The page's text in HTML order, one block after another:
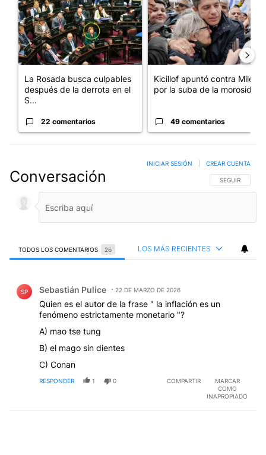
La Rosada busca culpables
después de la derrota en el
S...
22 comentarios
Kicillof apuntó contra Milei
por la suba de la morosida...
49 comentarios
Conversación SIGA ESTA
SEGUIR
INICIAR SESIÓN CREAR CUENTA
TODOS LOS COMENTARIOS 26 LOS MÁS RECIENTES
SP Sebastián Pulice 22 DE MARZO DE 2026
Quien es el autor de la frase " la inflación es un
fenómeno estrictamente monetario "?
A) mao tse tung
B) el mago sin dientes
C) Conan
RESPONDER 1 0 COMPARTIR
MARCAR
COMO
INAPROPIADO